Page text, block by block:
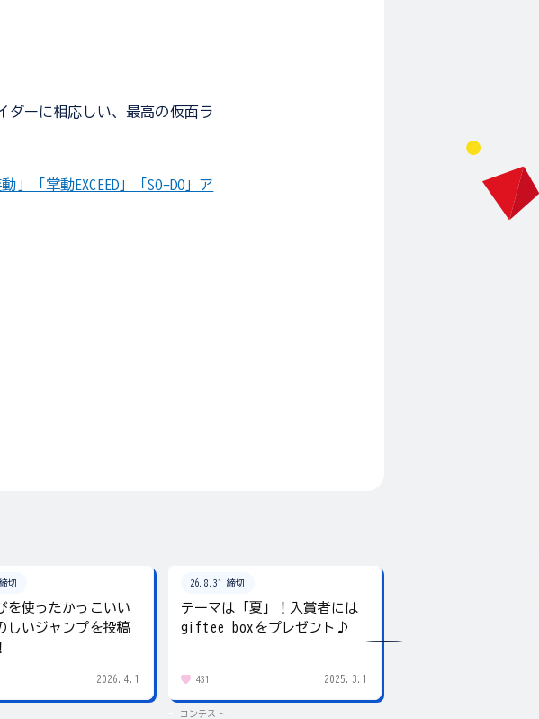
ダーに相応しい、最高の仮面ラ
「掌動EXCEED」「SO-DO」ア
切
を使ったかっこいい
しいジャンプを投稿
2026.4.1
26.8.31 締切
テーマは「夏」！入賞者には
giftee boxをプレゼント♪
431 2025.3.1
コンテスト